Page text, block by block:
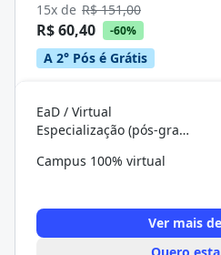
15x de R$ 151,00
R$ 60,40 -60%
A 2° Pós é Grátis
EaD / Virtual
Especialização (pós-graduação)
Campus 100% virtual
Ver mais